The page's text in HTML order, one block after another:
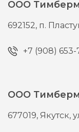
ООО
692152, п.
+7 (908) 653-
ООО
677019, Якутск,